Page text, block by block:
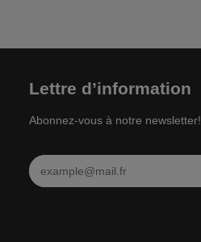
Lettre d’information
Abonnez-vous à notre newsletter!